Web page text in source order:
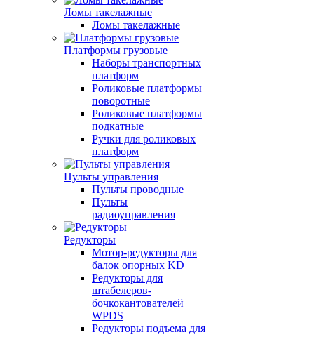
Ломы такелажные
Ломы такелажные
Платформы грузовые
Наборы транспортных
платформ
Роликовые платформы
поворотные
Роликовые платформы
подкатные
Ручки для роликовых
платформ
Пульты управления
Пульты проводные
Пульты
радиоуправления
Редукторы
Мотор-редукторы для
балок опорных KD
Редукторы для
штабелеров-
бочкокантователей
WPDS
Редукторы подъема для